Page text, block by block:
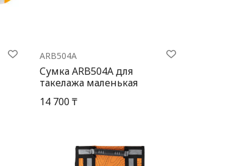
ARB504A
Сумка ARB504A для
такелажа маленькая
14 700 ₸